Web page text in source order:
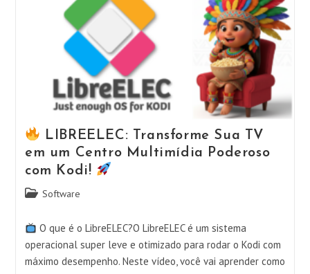
Potencialize
Sua
Assinatura
Básica
IA!
LIBREELEC: Transforme Sua TV
em um Centro Multimídia Poderoso
com Kodi!
Categoria
post:
Software
O que é o LibreELEC?O LibreELEC é um sistema
operacional super leve e otimizado para rodar o Kodi com
máximo desempenho. Neste vídeo, você vai aprender como